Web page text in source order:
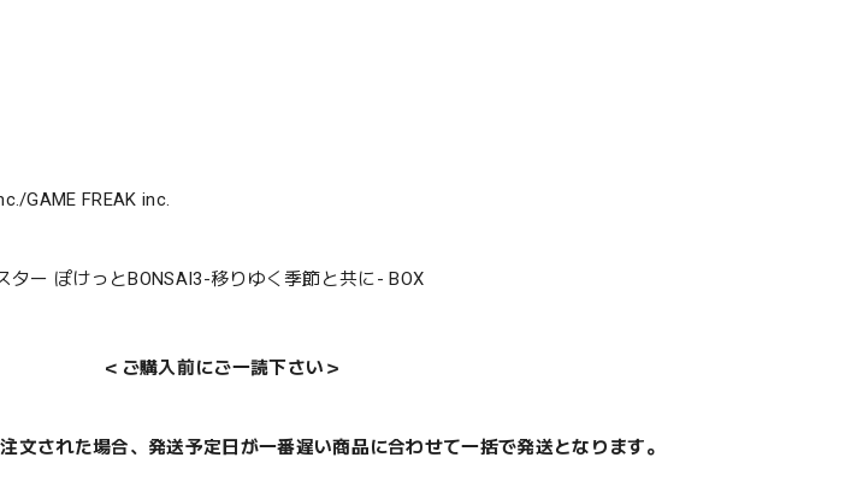
GAME FREAK inc.
ー ぽけっとBONSAI3-移りゆく季節と共に- BOX
＜ご購入前にご一読下さい＞
文された場合、発送予定日が一番遅い商品に合わせて一括で発送となります。